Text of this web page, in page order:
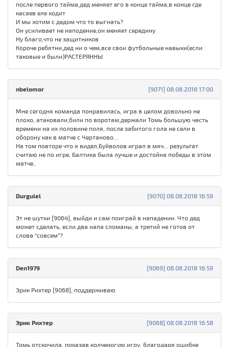
после первого тайма,дед меняет его в конце тайма,в конце где
касаев еле ходит
И мы хотим с дедом что то выгнать?
Он усиливает не наподение,он меняет середину
Ну благо,что не защитников
Короче ребятни,дед ни о чем,все свои футбольные навыки(если
таковые и были)РАСТЕРЯННЫ
[9071] 08.08.2018 17:00
nbelomor
Мне сегодня команда понравилась, игра в целом довольно не
плохо, атаковали,били по воротам,держали Томь большую часть
времени на их половине поля, после забитого гола не сели в
оборону как в матче с Чертаново...
На том повторе что я видел,Буйволов играл в мяч... результат
считаю не по игре, Балтика была лучше и достойна победы в этом
матче..
[9070] 08.08.2018 16:59
Durgulel
Эт не шутки [9064], выйди и сам поиграй в нападении. Что дед
может сделать, если два напа сломаны, а третий не готов от
слова "совсем"?
[9069] 08.08.2018 16:59
Den1979
Эрик Рихтер [9068], поддерживаю
[9068] 08.08.2018 16:58
Эрик Рихтер
Томь отскочила, показав колченогую игру, благодаря ошибке